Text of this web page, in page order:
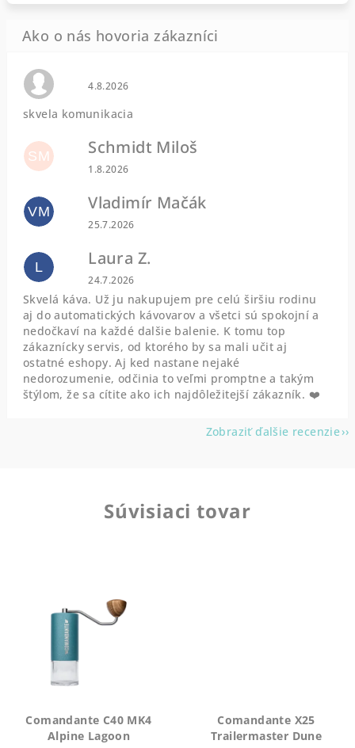
Hodnotenie obchodu je 0 z 5 hviezdičiek.
4.8.2026
skvela komunikacia
SM Schmidt Miloš
Hodnotenie obchodu je 5 z 5 hviezdičiek.
1.8.2026
VM Vladimír Mačák
Hodnotenie obchodu je 5 z 5 hviezdičiek.
25.7.2026
L Laura Z.
Hodnotenie obchodu je 5 z 5 hviezdičiek.
24.7.2026
Skvelá káva. Už ju nakupujem pre celú širšiu rodinu
aj do automatických kávovarov a všetci sú spokojní a
nedočkaví na každé dalšie balenie. K tomu top
zákaznícky servis, od ktorého by sa mali učit aj
ostatné eshopy. Aj ked nastane nejaké
nedorozumenie, odčinia to veľmi promptne a takým
štýlom, že sa cítite ako ich najdôležitejší zákazník. ❤️
Zobraziť ďalšie recenzie
Súvisiaci tovar
Comandante C40 MK4
Alpine Lagoon
Comandante X25
Trailermaster Dune